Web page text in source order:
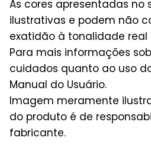
As cores apresentadas no
ilustrativas e podem não
exatidão à tonalidade real
Para mais informações
cuidados quanto ao uso
Manual do Usuário.
Imagem meramente
do produto é de
fabricante.